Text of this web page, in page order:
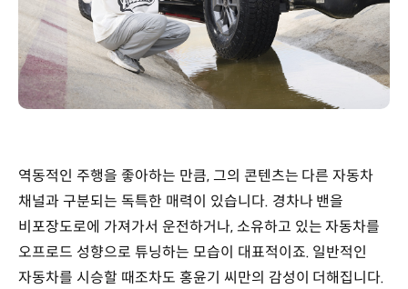
역동적인 주행을 좋아하는 만큼, 그의 콘텐츠는 다른 자동차
채널과 구분되는 독특한 매력이 있습니다. 경차나 밴을
비포장도로에 가져가서 운전하거나, 소유하고 있는 자동차를
오프로드 성향으로 튜닝하는 모습이 대표적이죠. 일반적인
자동차를 시승할 때조차도 홍윤기 씨만의 감성이 더해집니다.